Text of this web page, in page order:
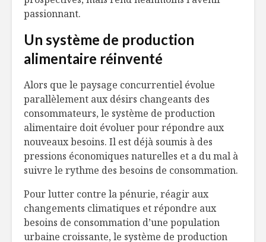
passionnant.
Un système de production
alimentaire réinventé
Alors que le paysage concurrentiel évolue
parallèlement aux désirs changeants des
consommateurs, le système de production
alimentaire doit évoluer pour répondre aux
nouveaux besoins. Il est déjà soumis à des
pressions économiques naturelles et a du mal à
suivre le rythme des besoins de consommation.
Pour lutter contre la pénurie, réagir aux
changements climatiques et répondre aux
besoins de consommation d’une population
urbaine croissante, le système de production